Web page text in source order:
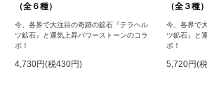
（全６種）
今、各界で大注目の奇跡の鉱石『テラヘル
ツ鉱石』と運気上昇パワーストーンのコラ
ボ！
4,730円(税430円)
（全３種
今、各界で
ツ鉱石』と
ボ！
5,720円(